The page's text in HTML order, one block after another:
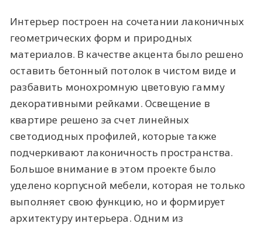
Интерьер построен на сочетании лаконичных
геометрических форм и природных
материалов. В качестве акцента было решено
оставить бетонный потолок в чистом виде и
разбавить монохромную цветовую гамму
декоративными рейками. Освещение в
квартире решено за счет линейных
светодиодных профилей, которые также
подчеркивают лаконичность пространства.
Большое внимание в этом проекте было
уделено корпусной мебели, которая не только
выполняет свою функцию, но и формирует
архитектуру интерьера. Одним из